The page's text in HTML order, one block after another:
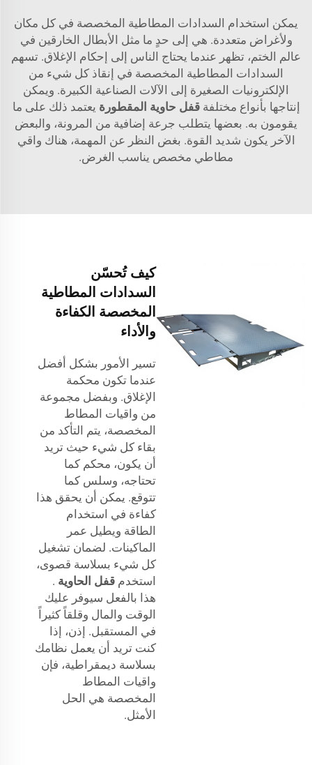
يمكن استخدام السدادات المطاطية المخصصة في كل مكان
ولأغراض متعددة. هي إلى حدٍ ما مثل الأبطال الخارقين في
عالم الختم، تظهر عندما يحتاج الناس إلى إحكام الإغلاق. تسهم
السدادات المطاطية المخصصة في إنقاذ كل شيء من
الإلكترونيات الصغيرة إلى الآلات الصناعية الكبيرة. ويمكن
إنتاجها بأنواع مختلفةقفل حاوية المقطورة يعتمد ذلك على ما
يقومون به. بعضها يتطلب جرعة إضافية من المرونة، والبعض
الآخر يكون شديد القوة. بغض النظر عن المهمة، هناك واقي
مطاطي مخصص يناسب الغرض.
كيف تُحسّن
السدادات المطاطية
المخصصة الكفاءة
والأداء
تسير الأمور بشكل أفضل
عندما تكون محكمة
الإغلاق. وبفضل مجموعة
من واقيات المطاط
المخصصة، يتم التأكد من
بقاء كل شيء حيث تريد
أن يكون، محكم كما
تحتاجه، وسلس كما
تتوقع. يمكن أن يحقق هذا
كفاءة في استخدام
الطاقة ويطيل عمر
الماكينات. لضمان تشغيل
كل شيء بسلاسة قصوى،
استخدم قفل الحاوية .
هذا بالفعل سيوفر عليك
الوقت والمال وقلقاً كثيراً
في المستقبل. إذن، إذا
كنت تريد أن يعمل نظامك
بسلاسة ديمقراطية، فإن
واقيات المطاط
المخصصة هي الحل
الأمثل.